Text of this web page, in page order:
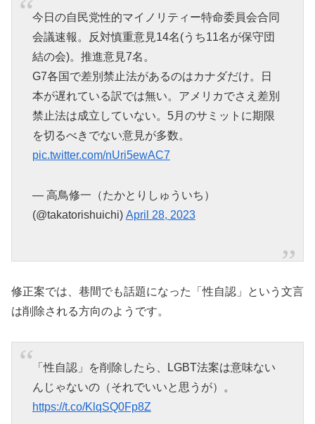
今日の自民党性的マイノリティー特命委員会合同
会議速報。反対慎重意見14名(うち11名が保守団
結の会)。推進意見7名。
G7各国で差別禁止法があるのはカナダだけ。日
本が遅れている訳では無い。アメリカでさえ差別
禁止法は成立していない。5月のサミットに期限
を切るべきでない意見が多数。
pic.twitter.com/nUri5ewAC7
— 高鳥修一（たかとりしゅういち）
(@takatorishuichi) April 28, 2023
修正案では、巷間でも話題になった「性自認」という文言
は削除される方向のようです。
「性自認」を削除したら、LGBT法案は意味ない
んじゃないの（それでいいと思うが）。
https://t.co/KlqSQ0Fp8Z